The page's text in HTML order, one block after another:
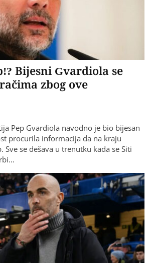
Bijesni Gvardiola se
zbog ove
Pep Gvardiola navodno je bio bijesan
procurila informacija da na kraju
Sve se dešava u trenutku kada se Siti